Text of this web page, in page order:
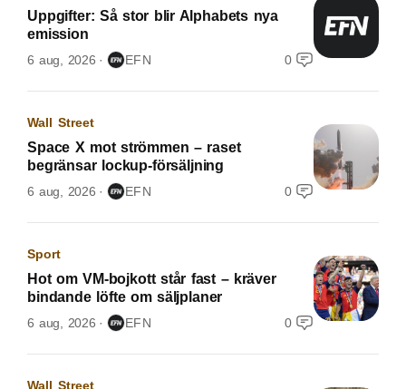
Uppgifter: Så stor blir Alphabets nya
emission
6 aug, 2026 EFN 0
Wall Street
Space X mot strömmen – raset
begränsar lockup-försäljning
6 aug, 2026 EFN 0
Sport
Hot om VM-bojkott står fast – kräver
bindande löfte om säljplaner
6 aug, 2026 EFN 0
Wall Street